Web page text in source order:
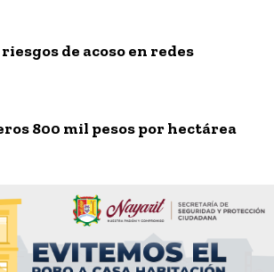
de acoso en redes
800 mil pesos por hectárea